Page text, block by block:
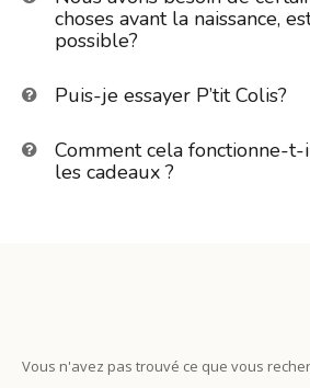
choses avant la naissance,
possible?
Puis-je essayer P’tit Colis?
Comment cela fonctionne-t-
les cadeaux ?
Vous n'avez pas trouvé ce que vous